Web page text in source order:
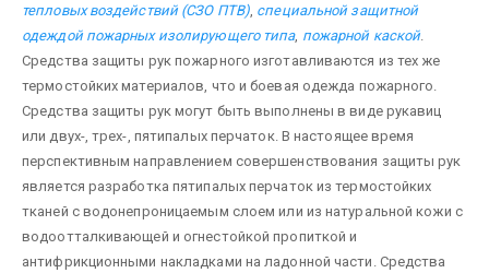
тепловых воздействий (СЗО ПТВ) специальной защитной
одеждой пожарных изолирующего типа, пожарной каской.
Средства защиты рук пожарного изготавливаются из тех же
термостойких материалов, что и боевая одежда пожарного.
Средства защиты рук могут быть выполнены в виде рукавиц
или двух-, трех-, пятипалых перчаток. В настоящее время
перспективным направлением совершенствования защиты рук
является разработка пятипалых перчаток из термостойких
тканей с водонепроницаемым слоем или из натуральной кожи с
водоотталкивающей и огнестойкой пропиткой и
антифрикционными накладками на ладонной части. Средства